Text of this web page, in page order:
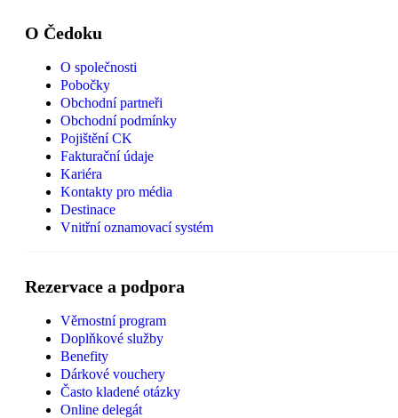
O Čedoku
O společnosti
Pobočky
Obchodní partneři
Obchodní podmínky
Pojištění CK
Fakturační údaje
Kariéra
Kontakty pro média
Destinace
Vnitřní oznamovací systém
Rezervace a podpora
Věrnostní program
Doplňkové služby
Benefity
Dárkové vouchery
Často kladené otázky
Online delegát